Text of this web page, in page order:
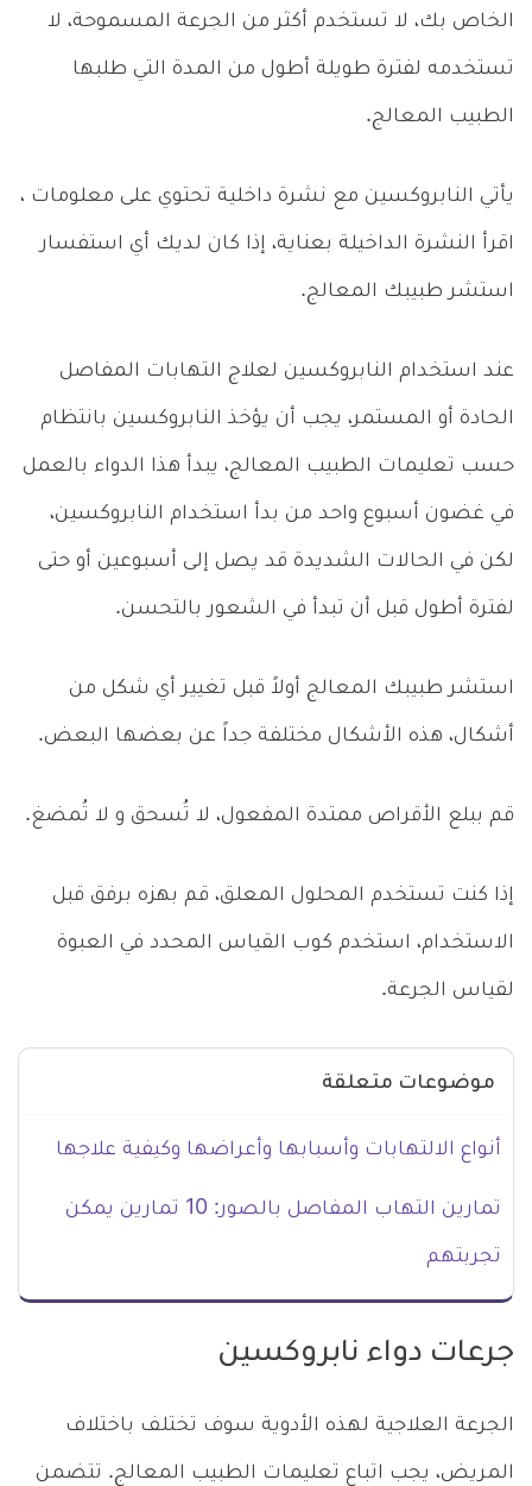
الخاص بك، لا تستخدم أكثر من الجرعة المسموحة، لا
تستخدمه لفترة طويلة أطول من المدة التي طلبها
الطبيب المعالج.
يأتي النابروكسين مع نشرة داخلية تحتوي على معلومات ،
اقرأ النشرة الداخيلة بعناية، إذا كان لديك أي استفسار
استشر طبيبك المعالج.
عند استخدام النابروكسين لعلاج التهابات المفاصل
الحادة أو المستمر، يجب أن يؤخذ النابروكسين بانتظام
حسب تعليمات الطبيب المعالج، يبدأ هذا الدواء بالعمل
في غضون أسبوع واحد من بدأ استخدام النابروكسين،
لكن في الحالات الشديدة قد يصل إلى أسبوعين أو حتى
لفترة أطول قبل أن تبدأ في الشعور بالتحسن.
استشر طبيبك المعالج أولاً قبل تغيير أي شكل من
أشكال، هذه الأشكال مختلفة جداً عن بعضها البعض.
قم ببلع الأقراص ممتدة المفعول، لا تُسحق و لا تُمضغ.
إذا كنت تستخدم المحلول المعلق، قم بهزه برفق قبل
الاستخدام، استخدم كوب القياس المحدد في العبوة
لقياس الجرعة.
موضوعات متعلقة
أنواع الالتهابات وأسبابها وأعراضها وكيفية علاجها
تمارين التهاب المفاصل بالصور: 10 تمارين يمكن
تجربتهم
جرعات دواء نابروكسين
الجرعة العلاجية لهذه الأدوية سوف تختلف باختلاف
المريض، يجب اتباع تعليمات الطبيب المعالج. تتضمن